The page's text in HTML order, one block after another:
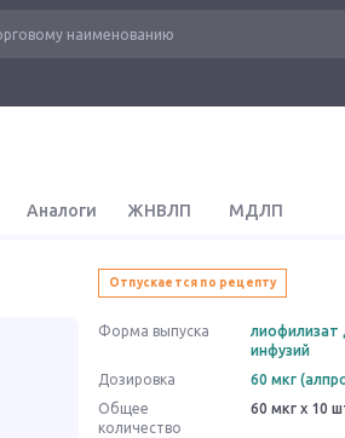
Аналоги ЖНВЛП МДЛП
Отпускается по рецепту
Форма выпуска
лиофилизат
инфузий
Дозировка
60 мкг
Общее
количество
60 мкг x 10